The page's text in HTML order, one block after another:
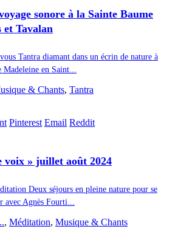
sonore à la Sainte Baume
et Tavalan
Tantra diamant dans un écrin de nature à
en Saint...
& Chants, Tantra
Pinterest Email Reddit
voix » juillet août 2024
Deux séjours en pleine nature pour se
avec Agnès Fourti...
, Méditation, Musique & Chants